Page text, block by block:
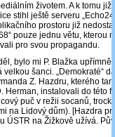
životem. A k tomu již
stihl ještě serveru
prostoru již
pouze jednu větu, kterou
pro svou propagandu.
bylo mi P. Blažka upřímně
šanci. „Demokraté“
Z. Hazdru, kterého
Herman, instalovali do této
puč v režii socanů,
na Lidový dům). [Hazdra
ÚSTR na Žižkově užívá.